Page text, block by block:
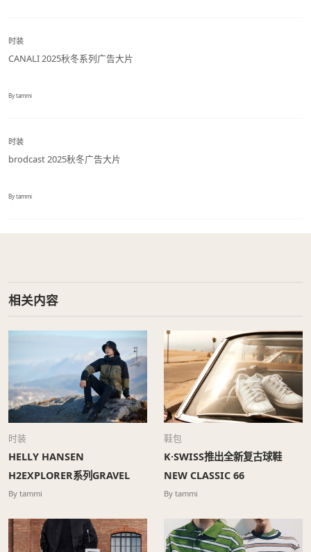
时装
CANALI 2025秋冬系列广告大片
By tammi
时装
brodcast 2025秋冬广告大片
By tammi
相关内容
时装
HELLY HANSEN
H2EXPLORER系列GRAVEL
BIKE主题新品发布
By tammi
鞋包
K·SWISS推出全新复古球鞋
NEW CLASSIC 66
By tammi